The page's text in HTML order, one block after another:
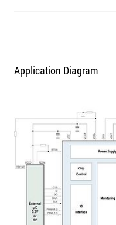
Application Diagram